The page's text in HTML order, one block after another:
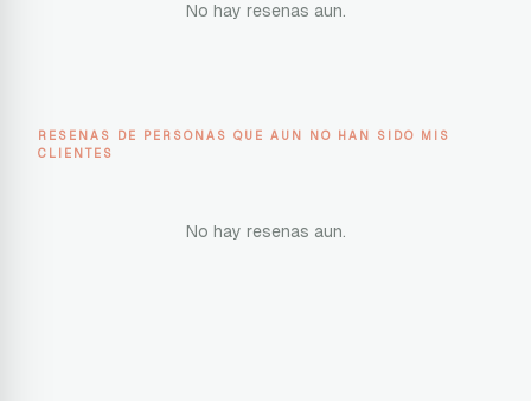
No hay resenas aun.
RESENAS DE PERSONAS QUE AUN NO HAN SIDO MIS
CLIENTES
No hay resenas aun.